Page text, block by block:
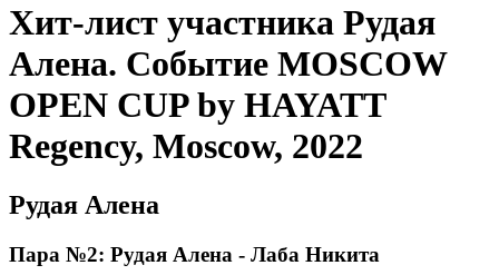
Хит-лист участника Рудая
Алена. Событие MOSCOW
OPEN CUP by HAYATT
Regency, Moscow, 2022
Рудая Алена
Пара №2: Рудая Алена - Лаба Никита